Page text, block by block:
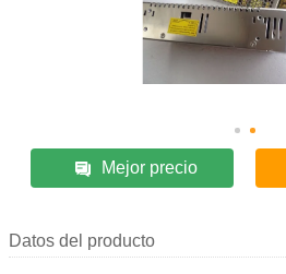
Mejor precio
Datos del producto